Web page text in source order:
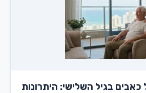
בגיל השלישי: היתרונות